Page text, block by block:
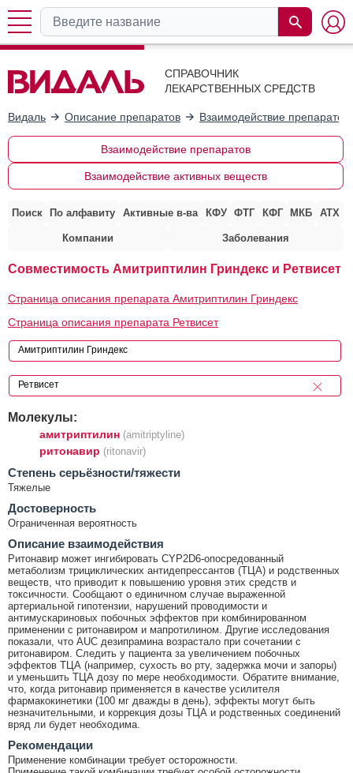
СПРАВОЧНИК
ЛЕКАРСТВЕННЫХ СРЕДСТВ
Видаль Описание препаратов Взаимодействие препаратов
Взаимодействие препаратов
Взаимодействие активных веществ
Поиск По алфавиту Активные в-ва КФУ ФТГ КФГ МКБ АТХ
Компании Заболевания
Совместимость Амитриптилин Гриндекс и Ретвисет
Страница описания препарата Амитриптилин Гриндекс
Страница описания препарата Ретвисет
Молекулы:
амитриптилин (amitriptyline)
ритонавир (ritonavir)
Cтепень серьёзности/тяжести
Тяжелые
Достоверность
Ограниченная вероятность
Описание взаимодействия
Ритонавир может ингибировать CYP2D6-опосредованный
метаболизм трициклических антидепрессантов (ТЦА) и родственных
веществ, что приводит к повышению уровня этих средств и
токсичности. Сообщают о единичном случае выраженной
артериальной гипотензии, нарушений проводимости и
антимускариновых побочных эффектов при комбинированном
применении с ритонавиром и мапротилином. Другие исследования
показали, что AUC дезипрамина возрастало при сочетании с
ритонавиром. Следить у пациента за увеличением побочных
эффектов ТЦА (например, сухость во рту, задержка мочи и запоры)
и уменьшить ТЦА дозу по мере необходимости. Обратите внимание,
что, когда ритонавир применяется в качестве усилителя
фармакокинетики (100 мг дважды в день), эффекты могут быть
незначительными, и коррекция дозы ТЦА и родственных соединений
вряд ли будет необходима.
Рекомендации
Применение комбинации требует осторожности.